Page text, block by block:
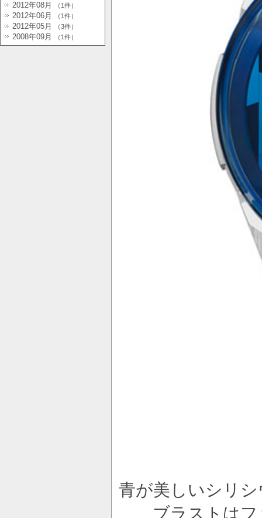
青が美しいシリ
ブラストはフ
2012年08月 （1件）
2012年06月 （1件）
2012年05月 （3件）
2008年09月 （1件）